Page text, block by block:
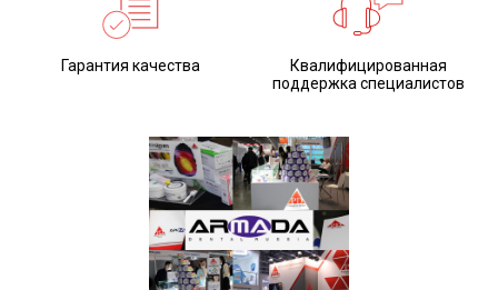
Zenit Refill A2O - нанокерамический композит
Гарантия качества
Квалифицированная
поддержка специалистов